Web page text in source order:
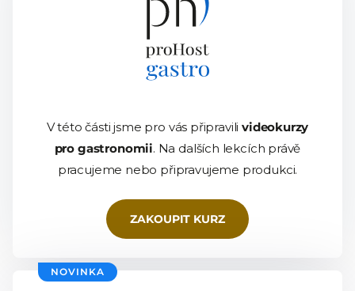
V této části jsme pro vás připravilivideokurzy
pro gastronomii. Na dalších lekcích právě
pracujeme nebo připravujeme produkci.
ZAKOUPIT KURZ
NOVINKA